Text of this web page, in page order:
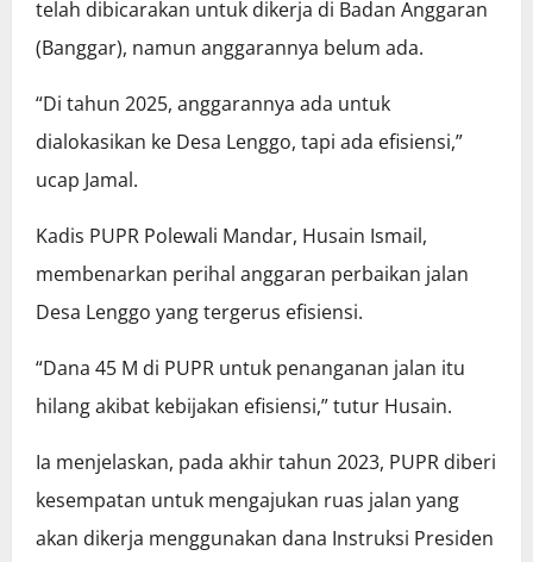
telah dibicarakan untuk dikerja di Badan Anggaran
(Banggar), namun anggarannya belum ada.
“Di tahun 2025, anggarannya ada untuk
dialokasikan ke Desa Lenggo, tapi ada efisiensi,”
ucap Jamal.
Kadis PUPR Polewali Mandar, Husain Ismail,
membenarkan perihal anggaran perbaikan jalan
Desa Lenggo yang tergerus efisiensi.
“Dana 45 M di PUPR untuk penanganan jalan itu
hilang akibat kebijakan efisiensi,” tutur Husain.
Ia menjelaskan, pada akhir tahun 2023, PUPR diberi
kesempatan untuk mengajukan ruas jalan yang
akan dikerja menggunakan dana Instruksi Presiden